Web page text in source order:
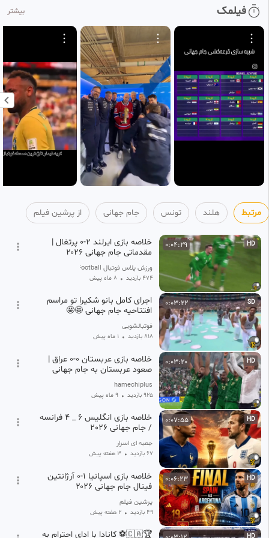
62
HD
پرشین فیلم
1 ماه پیش
63
0:04:23
خلاصه بازی اسپانیا ۱-۰ اروگوئه
جام جهانی ۲۰۲۶
پرشین فیلم
1 ماه پیش
64
0:03:38
خلاصه بازی عربستان ۰-۰ کیپ ورد
جام جهانی ۲۰۲۶
پرشین فیلم
65
0:06:02 SD
خلاصه بازی ایران ۱-۱ مصر جام
پرشین فیلم
فیلمک بیشتر
مرتبط هلند تونس جام جهانی از پرشین فیلم
HD
0:04:29
خلاصه بازی ایرلند ۲-۰ پرتغال |
مقدماتی جام جهانی ۲۰۲۶
ورزش پلاس فوتبال Varzesh+Football
474 بازدید • 8 ماه پیش
SD
0:03:22
اجرای کامل بانو شکیرا تو مراسم
افتتاحیه جام جهانی 🤩🤩
فوتبالشویی
818 بازدید • 1 ماه پیش
HD
0:03:20
خلاصه بازی عربستان ۰-۰ عراق |
صعود عربستان به جام جهانی
hamechiplus
925 بازدید • 9 ماه پیش
HD
0:07:55
خلاصه بازی انگلیس 6 _ 4 فرانسه
/ جام جهانی 2026
جعبه ای اسرار
67 بازدید • ۳ هفته پیش
HD
0:06:23
خلاصه بازی اسپانیا ۱-۰ آرژانتین
فینال جام جهانی ۲۰۲۶
پرشین فیلم
49 بازدید • ۲ هفته پیش
🏆🇨🇦⚽️ کانادا با ادای احترام به